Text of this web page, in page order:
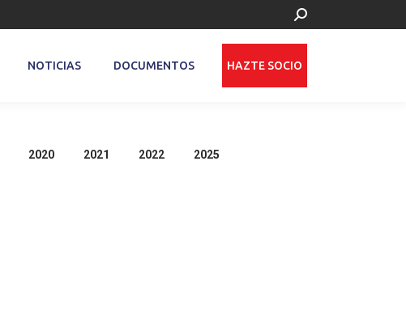
Buscar:
NOTICIAS DOCUMENTOS HAZTE SOCIO
2020 2021 2022 2025